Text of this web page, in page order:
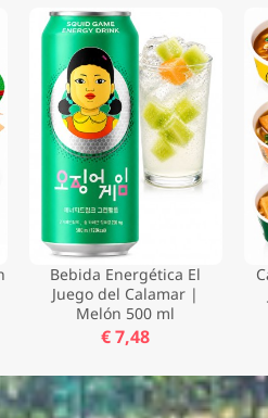
Bebida Energética El
Juego del Calamar |
Melón 500 ml
€ 7,48
Nombre *
Email *
Comentario *